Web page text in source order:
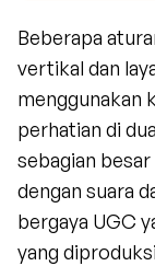
Beberapa
vertikal dan
menggunakan
perhatian di
sebagian
dengan suara
bergaya UGC
yang